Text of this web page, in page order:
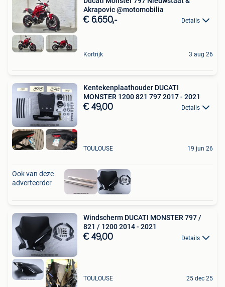
Akrapovic @motomobilia
€ 6.650,- Details
Kortrijk 3 aug 26
Kentekenplaathouder DUCATI
MONSTER 1200 821 797 2017 - 2021
€ 49,00 Details
TOULOUSE 19 jun 26
Ook van deze
adverteerder
Windscherm DUCATI MONSTER 797 /
821 / 1200 2014 - 2021
€ 49,00 Details
TOULOUSE 25 dec 25